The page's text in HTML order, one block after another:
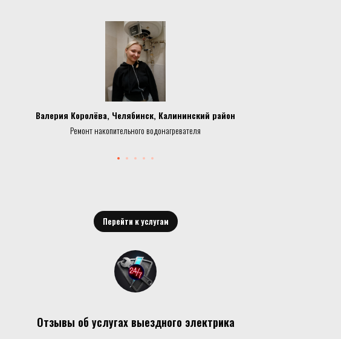
Валерия Королёва, Челябинск, Калининский район
Ремонт накопительного водонагревателя
Перейти к услугам
Отзывы об услугах выездного электрика